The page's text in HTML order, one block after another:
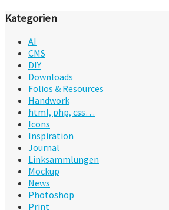
Kategorien
AI
CMS
DIY
Downloads
Folios & Resources
Handwork
html, php, css…
Icons
Inspiration
Journal
Linksammlungen
Mockup
News
Photoshop
Print